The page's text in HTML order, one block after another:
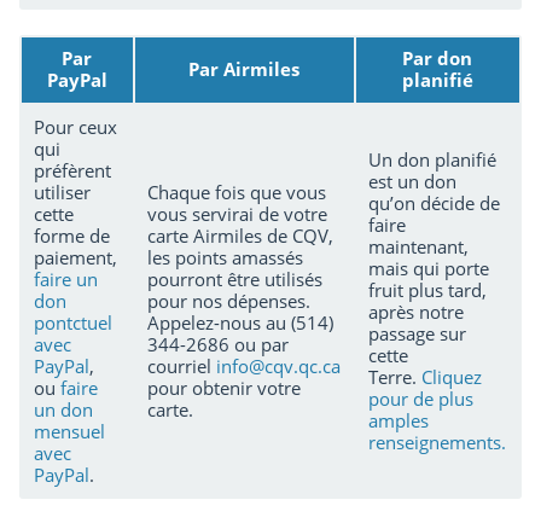
Par
PayPal
Par Airmiles
Par don
planifié
Pour ceux
qui
préfèrent
utiliser
cette
forme de
paiement,
faire un
don
pontctuel
avec
PayPal,
ou faire
un don
mensuel
avec
PayPal.
Chaque fois que vous
vous servirai de votre
carte Airmiles de CQV,
les points amassés
pourront être utilisés
pour nos dépenses.
Appelez-nous au (514)
344-2686 ou par
courriel info@cqv.qc.ca
pour obtenir votre
carte.
Un don planifié
est un don
qu’on décide de
faire
maintenant,
mais qui porte
fruit plus tard,
après notre
passage sur
cette
Terre. Cliquez
pour de plus
amples
renseignements.